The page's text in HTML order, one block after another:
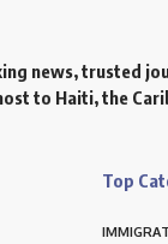
news, trusted
to Haiti, the
Top